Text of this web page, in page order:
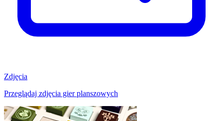
Zdjęcia
Przeglądaj zdjęcia gier planszowych